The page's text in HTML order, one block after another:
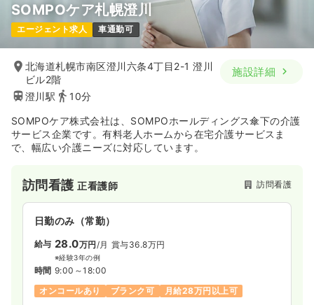
SOMPOケア札幌澄川
エージェント求人 車通勤可
北海道札幌市南区澄川六条4丁目2-1 澄川
ビル2階
澄川駅
10分
施設詳細
SOMPOケア株式会社は、SOMPOホールディングス傘下の介護
サービス企業です。有料老人ホームから在宅介護サービスま
で、幅広い介護ニーズに対応しています。
訪問看護正看護師 訪問看護
日勤のみ（常勤）
給与 28.0万円 /月 賞与36.8万円
※経験3年の例
時間 9:00～18:00
オンコールあり
ブランク可 月給28万円以上可